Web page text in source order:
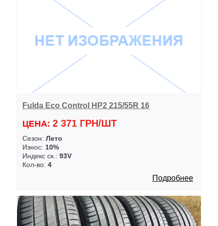
Fulda Eco Control HP2 215/55R 16
ЦЕНА: 2 371 ГРН/ШТ
Сезон: Лето
Износ: 10%
Индекс ск.: 93V
Кол-во: 4
Подробнее